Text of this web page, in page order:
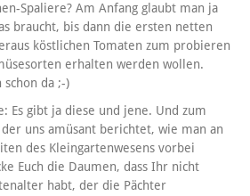
Spaliere? Am Anfang glaubt man ja
braucht, bis dann die ersten netten
köstlichen Tomaten zum probieren
erhalten werden wollen.
schon da ;-)
Es gibt ja diese und jene. Und zum
uns amüsant berichtet, wie man an
des Kleingartenwesens vorbei
Euch die Daumen, dass Ihr nicht
habt, der die Pächter